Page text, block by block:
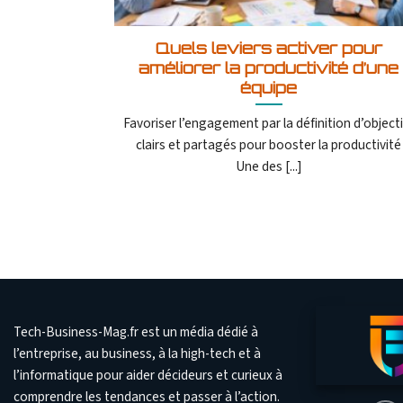
Quels leviers activer pour
améliorer la productivité d’une
équipe
Favoriser l’engagement par la définition
clairs et partagés pour booster la productivité
Une des [...]
Tech-Business-Mag.fr est un média dédié à
l’entreprise, au business, à la high-tech et à
l’informatique pour aider décideurs et curieux à
comprendre les tendances et passer à l’action.